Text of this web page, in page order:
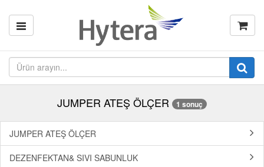
JUMPER ATEŞ ÖLÇER 1 sonuç
JUMPER ATEŞ ÖLÇER
DEZENFEKTAN& SIVI SABUNLUK